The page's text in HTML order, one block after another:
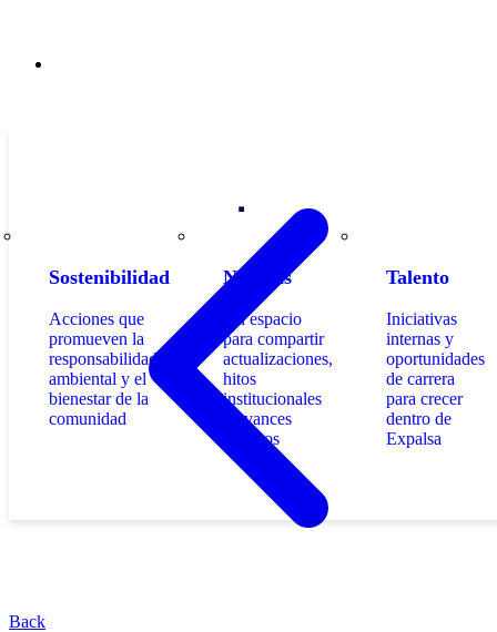
Sostenibilidad
Acciones que
promueven la
responsabilidad
ambiental y el
bienestar de la
comunidad
Noticias
Un espacio
para compartir
actualizaciones,
hitos
institucionales
y avances
técnicos
Talento
Iniciativas
internas y
oportunidades
de carrera
para crecer
dentro de
Expalsa
Back